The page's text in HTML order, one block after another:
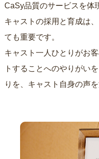
CaSy品質のサービスを体
キャストの採用と育成は、
ても重要です。
キャスト一人ひとりがお
トすることへのやりがい
りを、キャスト自身の声